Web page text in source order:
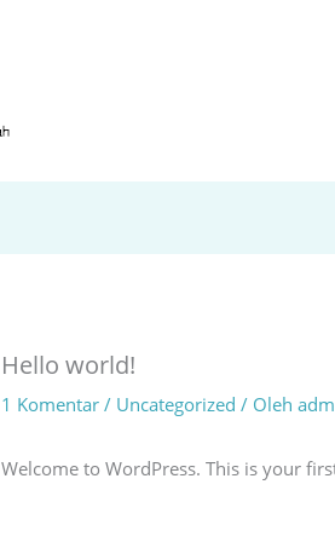
Hello world!
1 Komentar / Uncategorized / Oleh
Welcome to WordPress. This is your